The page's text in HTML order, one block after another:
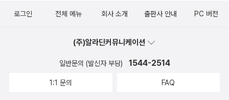
아직이다.)19. 울리히 벡, 『위험사회』(뭐 번역이 엄청 좋지는 않은데
다.)20. 해리 브레이버만, 『노동과 독점자본』 (이 책이 20위인 것을
알았는데...) 21. 아도르노 & 호르크하이머, 『계몽의 변증법』 (김유동
교수님이 계셔서 참 다행이다.) 22. 안토니오 그람시, 『옥중수고』(원
톰블리의 표현고대 지중해 세계로부터추상표현주의바르트와 가벼움
데, 최근 인터넷 뉴스에도 어떤 꼬마가 마당에서 공룡 피부화석을 발
기가 아닌가. 공룡 화석 위에 지은 집.너무 긴 과거의 시간이 단단하게
나이가 들어간다는 징후일까?
하다고 할 수 있다. 번역 또한 손택의 <은유로서의 질병>을 번역한
스키만큼이나 현 부시 행정부에 대해서 비판적인 지식인인데(그가 좌
파인지는 모르겠지만), 언젠가 9.11 관련으로 뉴욕타임즈에 실린 칼
이 될 만하다고 본다. 두번째 책은 실천문학사에서 ‘실천인문총서’의
로그인 전체 메뉴 회사 소개 출판사 안내 PC 버전
(주)알라딘커뮤니케이션
일반문의 (발신자 부담) 1544-2514
1:1 문의 FAQ